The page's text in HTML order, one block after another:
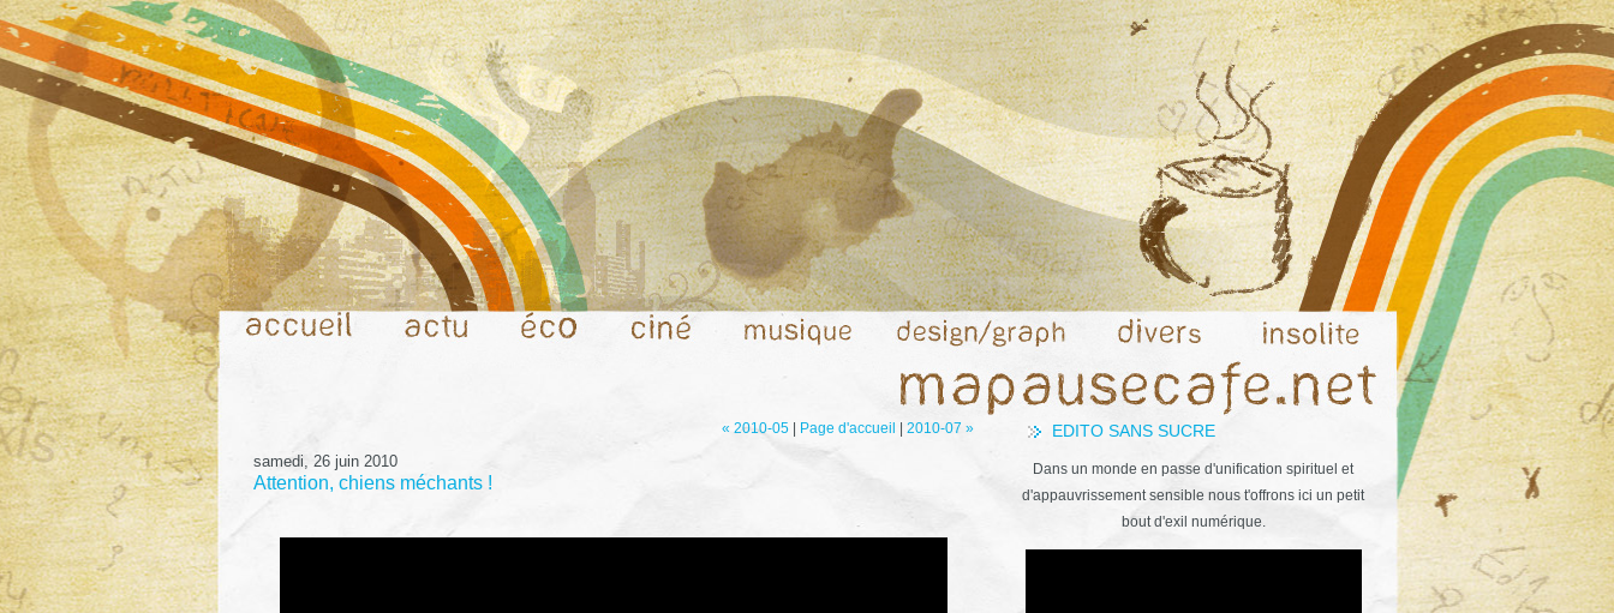
EDITO SANS SUCRE
Dans un monde en passe d'unification spirituel et
d'appauvrissement sensible nous t'offrons ici un petit
bout d'exil numérique.
« 2010-05| Page d'accueil 2010-07 »
samedi, 26 juin 2010
Attention, chiens méchants !